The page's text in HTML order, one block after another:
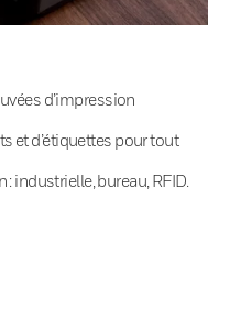
d’impression
et d’étiquettes pour tout
industrielle, bureau, RFID.